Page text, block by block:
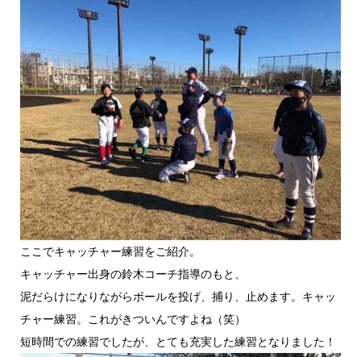
ここでキャッチャー練習をご紹介。
キャッチャー出身の鈴木コーチ指導のもと、
泥だらけになりながらボールを投げ、捕り、止めます。キャッ
チャー練習。これがきついんですよね（笑）
短時間での練習でしたが、とても充実した練習となりました！